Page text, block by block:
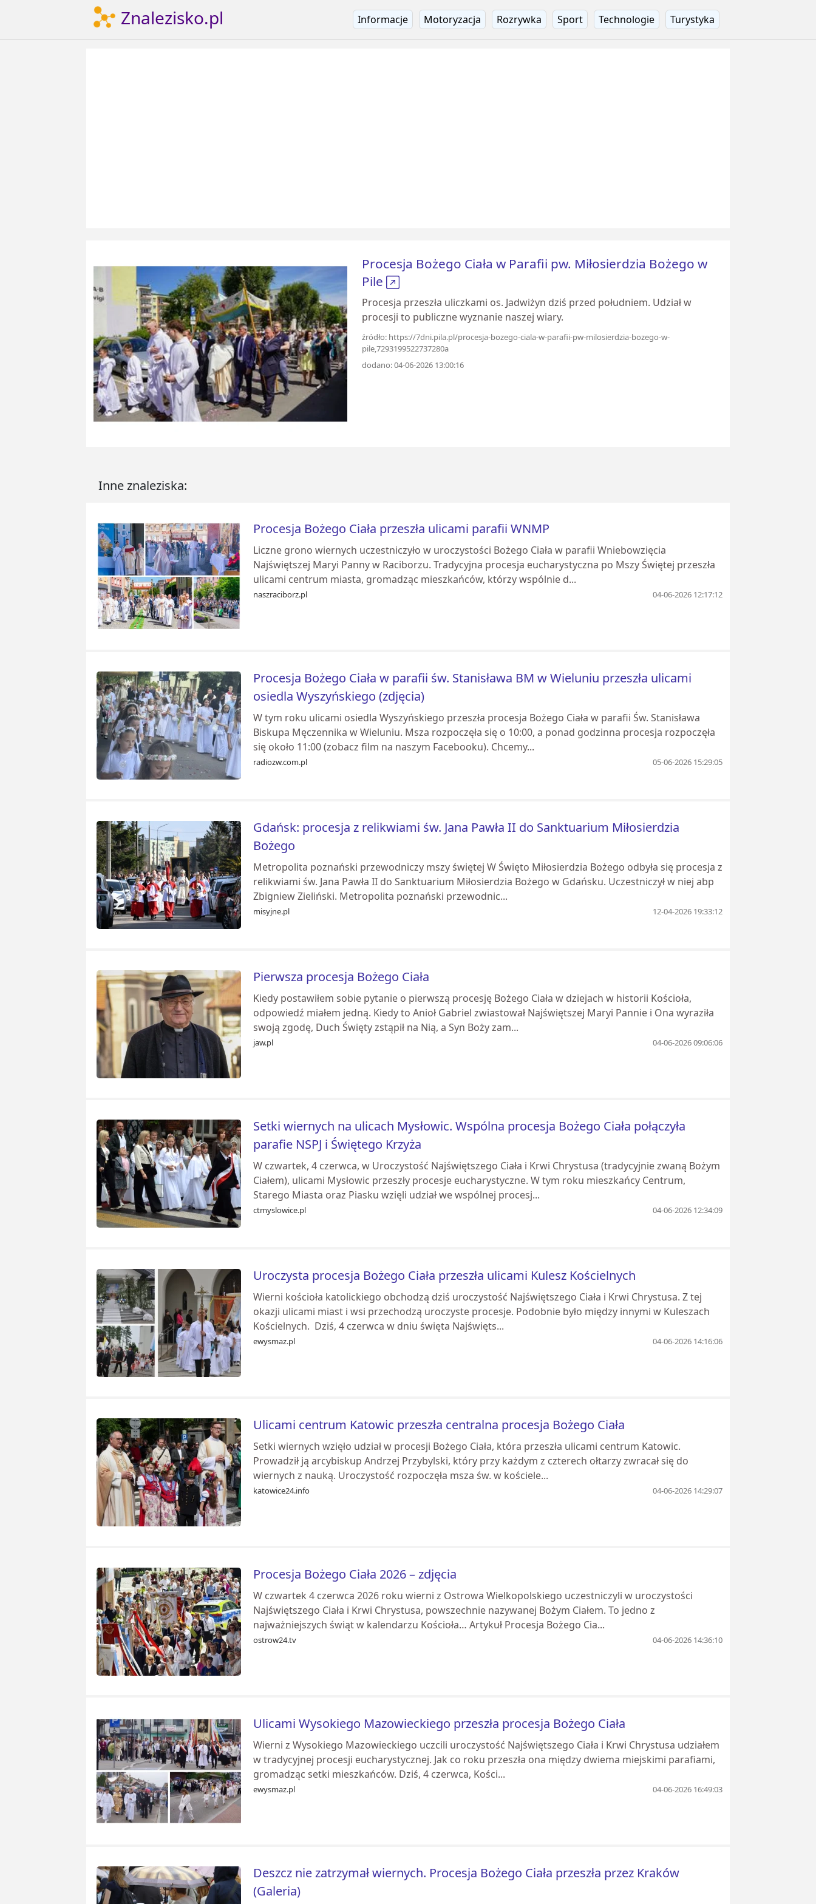
Znalezisko.pl Informacje Motoryzacja Rozrywka Sport Technologie Turystyka
Procesja Bożego Ciała w Parafii pw. Miłosierdzia Bożego w
Pile
Procesja przeszła uliczkami os. Jadwiżyn dziś przed południem. Udział w
procesji to publiczne wyznanie naszej wiary.
źródło: https://7dni.pila.pl/procesja-bozego-ciala-w-parafii-pw-milosierdzia-bozego-w-
pile,7293199522737280a
dodano: 04-06-2026 13:00:16
Inne znaleziska:
Procesja Bożego Ciała przeszła ulicami parafii WNMP
Liczne grono wiernych uczestniczyło w uroczystości Bożego Ciała w parafii Wniebowzięcia
Najświętszej Maryi Panny w Raciborzu. Tradycyjna procesja eucharystyczna po Mszy Świętej przeszła
ulicami centrum miasta, gromadząc mieszkańców, którzy wspólnie d...
naszraciborz.pl 04-06-2026 12:17:12
Procesja Bożego Ciała w parafii św. Stanisława BM w Wieluniu przeszła ulicami
osiedla Wyszyńskiego (zdjęcia)
W tym roku ulicami osiedla Wyszyńskiego przeszła procesja Bożego Ciała w parafii Św. Stanisława
Biskupa Męczennika w Wieluniu. Msza rozpoczęła się o 10:00, a ponad godzinna procesja rozpoczęła
się około 11:00 (zobacz film na naszym Facebooku). Chcemy...
radiozw.com.pl 05-06-2026 15:29:05
Gdańsk: procesja z relikwiami św. Jana Pawła II do Sanktuarium Miłosierdzia
Bożego
Metropolita poznański przewodniczy mszy świętej W Święto Miłosierdzia Bożego odbyła się procesja z
relikwiami św. Jana Pawła II do Sanktuarium Miłosierdzia Bożego w Gdańsku. Uczestniczył w niej abp
Zbigniew Zieliński. Metropolita poznański przewodnic...
misyjne.pl 12-04-2026 19:33:12
Pierwsza procesja Bożego Ciała
Kiedy postawiłem sobie pytanie o pierwszą procesję Bożego Ciała w dziejach w historii Kościoła,
odpowiedź miałem jedną. Kiedy to Anioł Gabriel zwiastował Najświętszej Maryi Pannie i Ona wyraziła
swoją zgodę, Duch Święty zstąpił na Nią, a Syn Boży zam...
jaw.pl 04-06-2026 09:06:06
Setki wiernych na ulicach Mysłowic. Wspólna procesja Bożego Ciała połączyła
parafie NSPJ i Świętego Krzyża
W czwartek, 4 czerwca, w Uroczystość Najświętszego Ciała i Krwi Chrystusa (tradycyjnie zwaną Bożym
Ciałem), ulicami Mysłowic przeszły procesje eucharystyczne. W tym roku mieszkańcy Centrum,
Starego Miasta oraz Piasku wzięli udział we wspólnej procesj...
ctmyslowice.pl 04-06-2026 12:34:09
Uroczysta procesja Bożego Ciała przeszła ulicami Kulesz Kościelnych
Wierni kościoła katolickiego obchodzą dziś uroczystość Najświętszego Ciała i Krwi Chrystusa. Z tej
okazji ulicami miast i wsi przechodzą uroczyste procesje. Podobnie było między innymi w Kuleszach
Kościelnych. Dziś, 4 czerwca w dniu święta Najświęts...
ewysmaz.pl 04-06-2026 14:16:06
Ulicami centrum Katowic przeszła centralna procesja Bożego Ciała
Setki wiernych wzięło udział w procesji Bożego Ciała, która przeszła ulicami centrum Katowic.
Prowadził ją arcybiskup Andrzej Przybylski, który przy każdym z czterech ołtarzy zwracał się do
wiernych z nauką. Uroczystość rozpoczęła msza św. w kościele...
katowice24.info 04-06-2026 14:29:07
Procesja Bożego Ciała 2026 – zdjęcia
W czwartek 4 czerwca 2026 roku wierni z Ostrowa Wielkopolskiego uczestniczyli w uroczystości
Najświętszego Ciała i Krwi Chrystusa, powszechnie nazywanej Bożym Ciałem. To jedno z
najważniejszych świąt w kalendarzu Kościoła… Artykuł Procesja Bożego Cia...
ostrow24.tv 04-06-2026 14:36:10
Ulicami Wysokiego Mazowieckiego przeszła procesja Bożego Ciała
Wierni z Wysokiego Mazowieckiego uczcili uroczystość Najświętszego Ciała i Krwi Chrystusa udziałem
w tradycyjnej procesji eucharystycznej. Jak co roku przeszła ona między dwiema miejskimi parafiami,
gromadząc setki mieszkańców. Dziś, 4 czerwca, Kości...
ewysmaz.pl 04-06-2026 16:49:03
Deszcz nie zatrzymał wiernych. Procesja Bożego Ciała przeszła przez Kraków
(Galeria)